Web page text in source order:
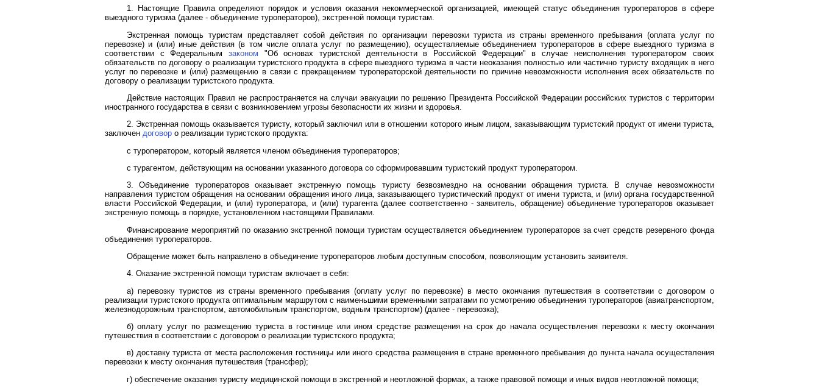
1. Настоящие Правила определяют порядок и условия оказания некоммерческой организацией, имеющей статус объединения туроператоров в сфере
выездного туризма (далее - объединение туроператоров), экстренной помощи туристам.
Экстренная помощь туристам представляет собой действия по организации перевозки туриста из страны временного пребывания (оплата услуг по
перевозке) и (или) иные действия (в том числе оплата услуг по размещению), осуществляемые объединением туроператоров в сфере выездного туризма в
соответствии с Федеральным законом "Об основах туристской деятельности в Российской Федерации" в случае неисполнения туроператором своих
обязательств по договору о реализации туристского продукта в сфере выездного туризма в части неоказания полностью или частично туристу входящих в него
услуг по перевозке и (или) размещению в связи с прекращением туроператорской деятельности по причине невозможности исполнения всех обязательств по
договору о реализации туристского продукта.
Действие настоящих Правил не распространяется на случаи эвакуации по решению Президента Российской Федерации российских туристов с территории
иностранного государства в связи с возникновением угрозы безопасности их жизни и здоровья.
2. Экстренная помощь оказывается туристу, который заключил или в отношении которого иным лицом, заказывающим туристский продукт от имени туриста,
заключен договор о реализации туристского продукта:
с туроператором, который является членом объединения туроператоров;
с турагентом, действующим на основании указанного договора со сформировавшим туристский продукт туроператором.
3. Объединение туроператоров оказывает экстренную помощь туристу безвозмездно на основании обращения туриста. В случае невозможности
направления туристом обращения на основании обращения иного лица, заказывающего туристический продукт от имени туриста, и (или) органа государственной
власти Российской Федерации, и (или) туроператора, и (или) турагента (далее соответственно - заявитель, обращение) объединение туроператоров оказывает
экстренную помощь в порядке, установленном настоящими Правилами.
Финансирование мероприятий по оказанию экстренной помощи туристам осуществляется объединением туроператоров за счет средств резервного фонда
объединения туроператоров.
Обращение может быть направлено в объединение туроператоров любым доступным способом, позволяющим установить заявителя.
4. Оказание экстренной помощи туристам включает в себя:
а) перевозку туристов из страны временного пребывания (оплату услуг по перевозке) в место окончания путешествия в соответствии с договором о
реализации туристского продукта оптимальным маршрутом с наименьшими временными затратами по усмотрению объединения туроператоров (авиатранспортом,
железнодорожным транспортом, автомобильным транспортом, водным транспортом) (далее - перевозка);
б) оплату услуг по размещению туриста в гостинице или ином средстве размещения на срок до начала осуществления перевозки к месту окончания
путешествия в соответствии с договором о реализации туристского продукта;
в) доставку туриста от места расположения гостиницы или иного средства размещения в стране временного пребывания до пункта начала осуществления
перевозки к месту окончания путешествия (трансфер);
г) обеспечение оказания туристу медицинской помощи в экстренной и неотложной формах, а также правовой помощи и иных видов неотложной помощи;